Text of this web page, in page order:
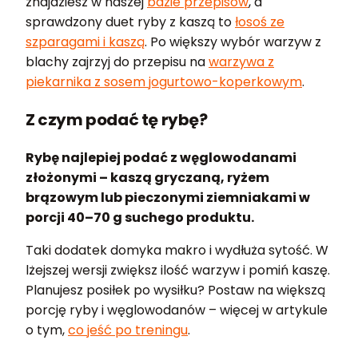
sprawdzony duet ryby z kaszą tołosoś ze
szparagami i kaszą. Po większy wybór warzyw z
blachy zajrzyj do przepisu nawarzywa z
piekarnika z sosem jogurtowo-koperkowym.
Z czym podać tę rybę?
Rybę najlepiej podać z węglowodanami
złożonymi – kaszą gryczaną, ryżem
brązowym lub pieczonymi ziemniakami w
porcji 40–70 g suchego produktu.
Taki dodatek domyka makro i wydłuża sytość. W
lżejszej wersji zwiększ ilość warzyw i pomiń kaszę.
Planujesz posiłek po wysiłku? Postaw na większą
porcję ryby i węglowodanów – więcej w artykule
o tym,co jeść po treningu.